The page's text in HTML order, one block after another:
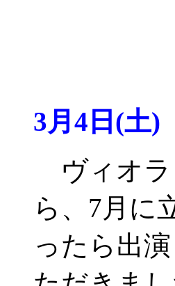
3月4日(土)
ヴィオラ
ら、7月に
ったら出